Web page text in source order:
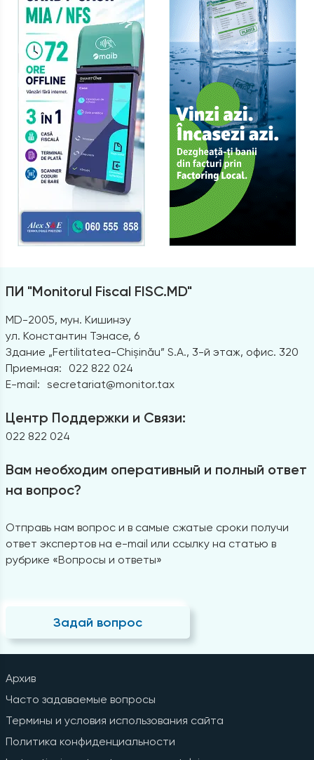
ПИ "Monitorul Fiscal FISC.MD"
MD-2005, мун. Кишинэу
ул. Константин Тэнасе, 6
Здание „Fertilitatea-Chișinău” S.A., 3-й этаж, офис. 320
Приемная:
022 822 024
E-mail: secretariat@monitor.tax
Центр Поддержки и Связи:
022 822 024
Вам необходим оперативный и полный ответ
на вопрос?
Отправь нам вопрос и в самые сжатые сроки получи
ответ экспертов на e-mail или ссылку на статью в
рубрике «Вопросы и ответы»
Задай вопрос
Архив
Часто задаваемые вопросы
Термины и условия использования сайта
Политика конфиденциальности